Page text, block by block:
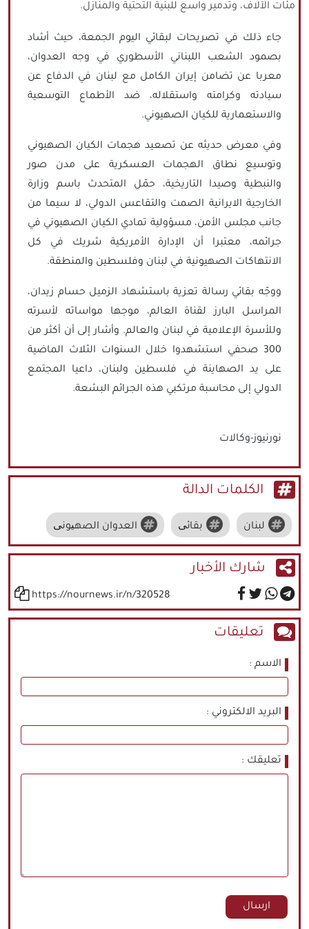
مئات الآلاف، وتدمير واسع للبنية التحتية والمنازل.
جاء ذلك في تصريحات لبقائي اليوم الجمعة، حيث أشاد
بصمود الشعب اللبناني الأسطوري في وجه العدوان،
معربا عن تضامن إيران الكامل مع لبنان في الدفاع عن
سيادته وكرامته واستقلاله، ضد الأطماع التوسعية
والاستعمارية للكيان الصهيوني.
وفي معرض حديثه عن تصعيد هجمات الكيان الصهيوني
وتوسيع نطاق الهجمات العسكرية على مدن صور
والنبطية وصيدا التاريخية، حمّل المتحدث باسم وزارة
الخارجية الايرانية الصمت والتقاعس الدولي، لا سيما من
جانب مجلس الأمن، مسؤولية تمادي الكيان الصهيوني في
جرائمه، معتبرا أن الإدارة الأمريكية شريك في كل
الانتهاكات الصهيونية في لبنان وفلسطين والمنطقة.
ووجّه بقائي رسالة تعزية باستشهاد الزميل حسام زيدان،
المراسل البارز لقناة العالم، موجها مواساته لأسرته
وللأسرة الإعلامية في لبنان والعالم. وأشار إلى أن أكثر من
300 صحفي استشهدوا خلال السنوات الثلاث الماضية
على يد الصهاينة في فلسطين ولبنان، داعيا المجتمع
الدولي إلى محاسبة مرتكبي هذه الجرائم البشعة.
نورنيوز-وكالات
الكلمات الدالة
لبنان بقائی العدوان الصهیونی
شارك الأخبار
https://nournews.ir/n/320528
تعليقات
الاسم
البريد الالكتروني
تعليقك